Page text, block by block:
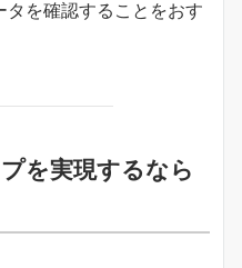
を確認することをおす
を実現するなら